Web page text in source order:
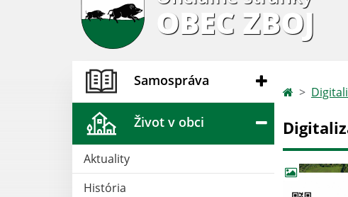
OBEC ZBOJ
Samospráva
Život v obci
Aktuality
História